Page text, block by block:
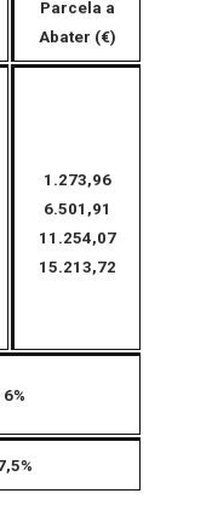
Parcela a
Abater (€)
1.273,96
6.501,91
11.254,07
15.213,72
6%